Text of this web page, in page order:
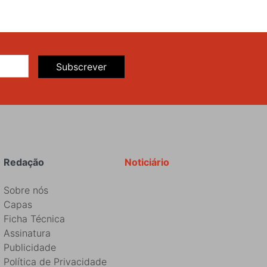
Subscrever
Noticiário
Redação
Sobre nós
Capas
Ficha Técnica
Assinatura
Publicidade
Política de Privacidade